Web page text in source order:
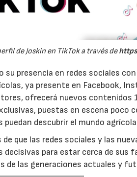
de Joskin en TikTok a través de
su presencia en redes sociales
ya presente en Facebook,
ofrecerá nuevos contenidos
puestas en escena poco
puedan descubrir el mundo
que las redes sociales y las
para estar cerca de sus
de las generaciones actuales y